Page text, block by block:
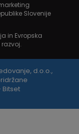
Slovenije
in Evropska
d.o.o.,